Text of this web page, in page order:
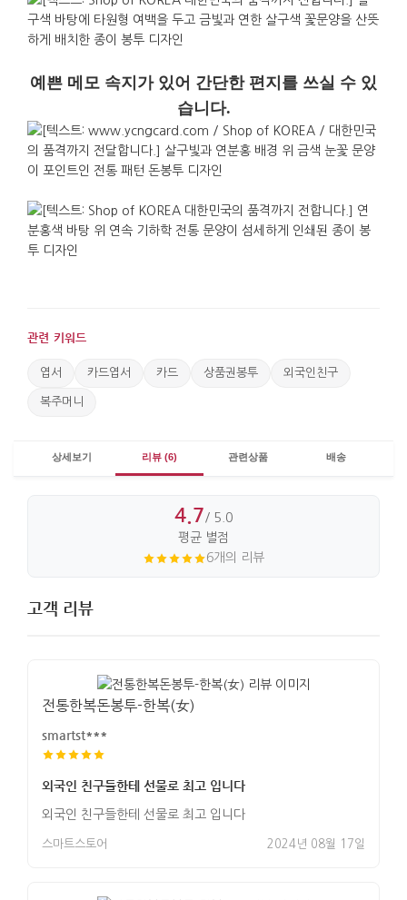
예쁜 메모 속지가 있어 간단한 편지를 쓰실 수 있
습니다.
관련 키워드
엽서 카드엽서 카드 상품권봉투 외국인친구
복주머니
상세보기 리뷰 (6) 관련상품 배송
4.7/ 5.0
평균 별점
6개의 리뷰
고객 리뷰
전통한복돈봉투-한복(女)
smartst***
외국인 친구들한테 선물로 최고 입니다
외국인 친구들한테 선물로 최고 입니다
스마트스토어 2024년 08월 17일